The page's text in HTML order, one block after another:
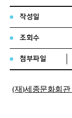
작성일
조회수
첨부파일
(재)세종문화회